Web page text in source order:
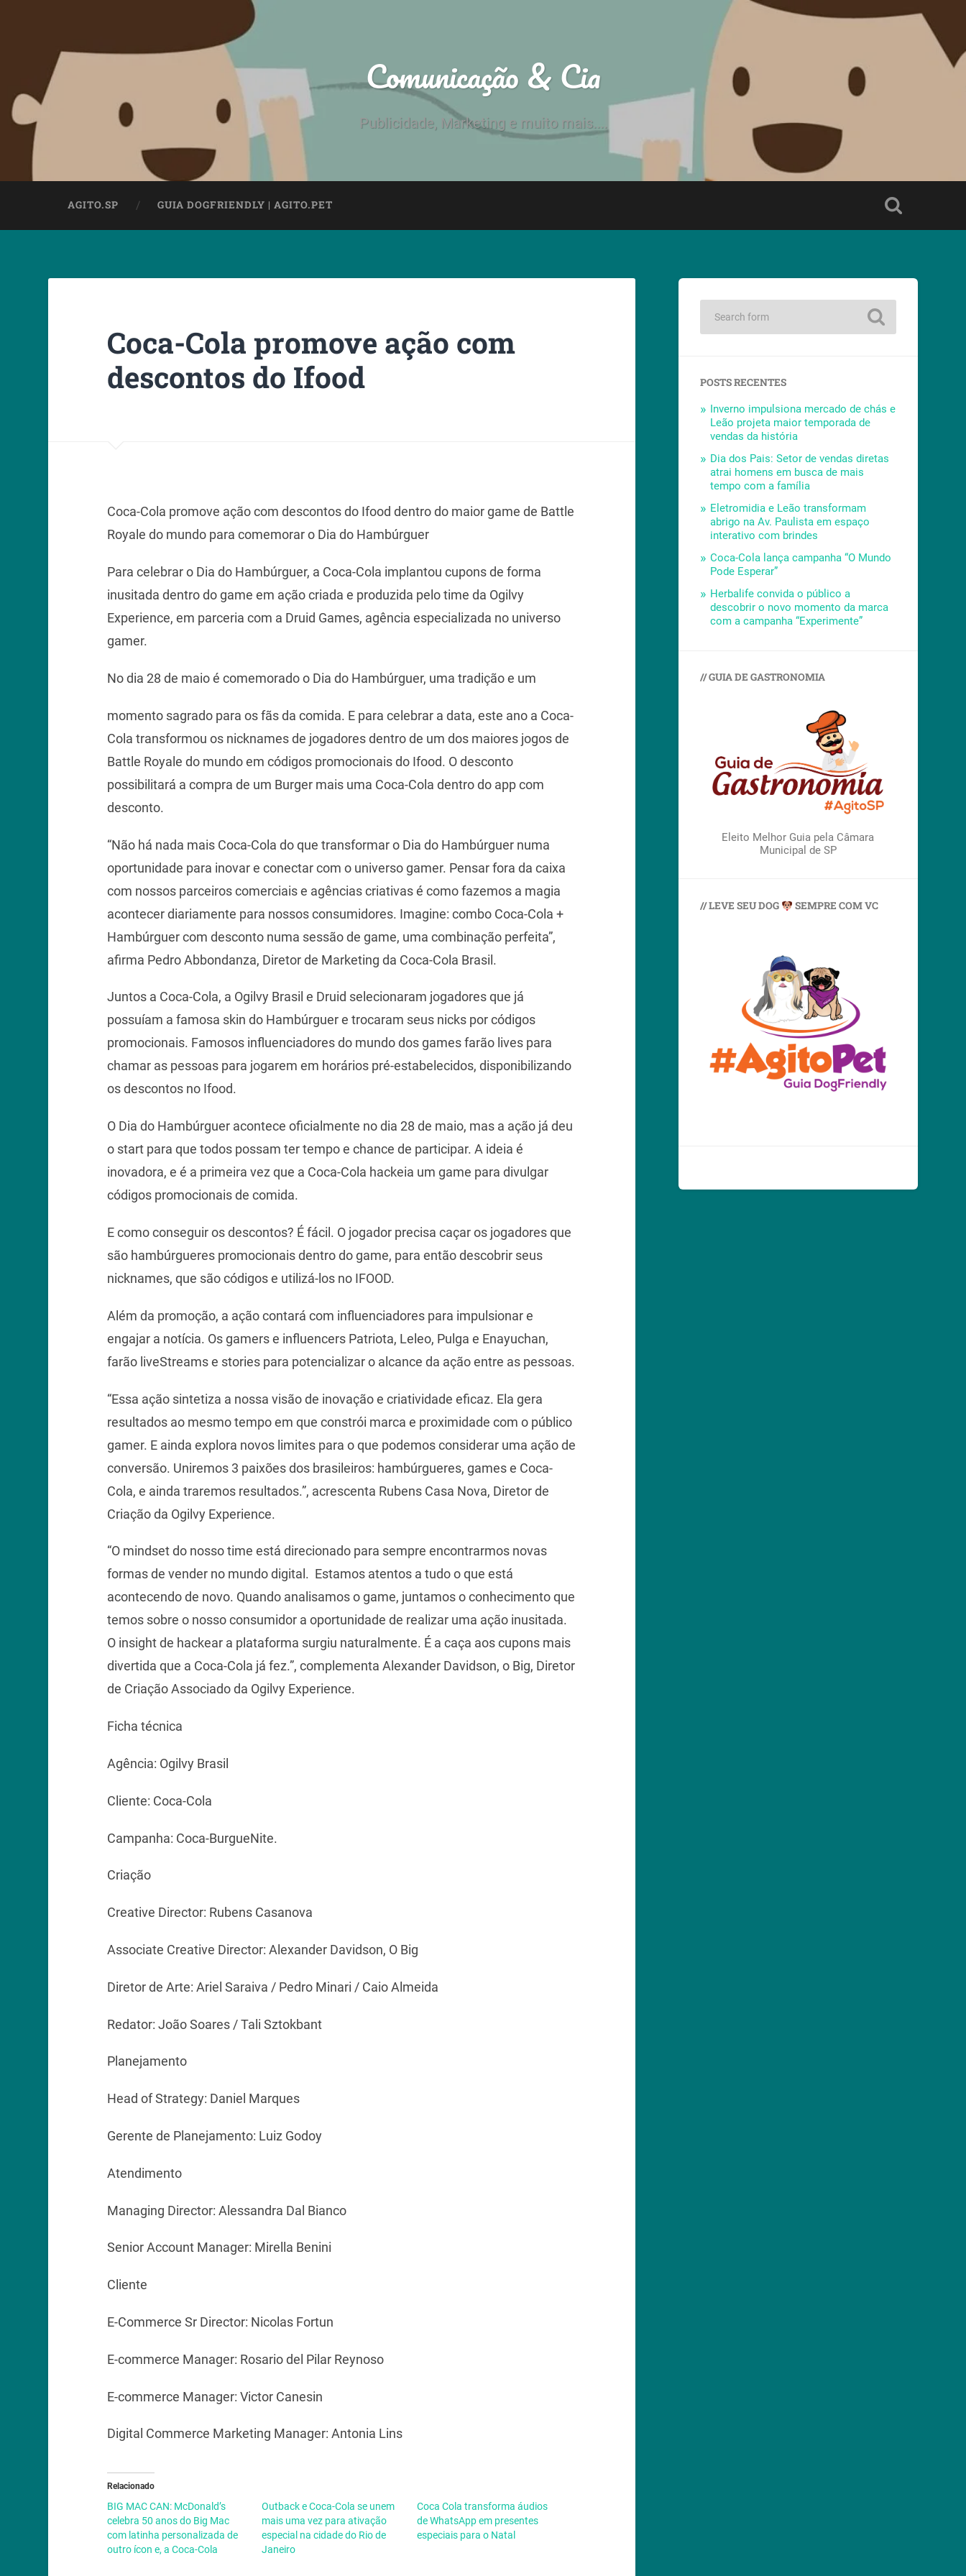
Comunicação & Cia
Publicidade, Marketing e muito mais....
AGITO.SP GUIA DOGFRIENDLY | AGITO.PET
Coca-Cola promove ação com
descontos do Ifood
Coca-Cola promove ação com descontos do Ifood dentro do maior game de Battle
Royale do mundo para comemorar o Dia do Hambúrguer
Para celebrar o Dia do Hambúrguer, a Coca-Cola implantou cupons de forma
inusitada dentro do game em ação criada e produzida pelo time da Ogilvy
Experience, em parceria com a Druid Games, agência especializada no universo
gamer.
No dia 28 de maio é comemorado o Dia do Hambúrguer, uma tradição e um
momento sagrado para os fãs da comida. E para celebrar a data, este ano a Coca-
Cola transformou os nicknames de jogadores dentro de um dos maiores jogos de
Battle Royale do mundo em códigos promocionais do Ifood. O desconto
possibilitará a compra de um Burger mais uma Coca-Cola dentro do app com
desconto.
“Não há nada mais Coca-Cola do que transformar o Dia do Hambúrguer numa
oportunidade para inovar e conectar com o universo gamer. Pensar fora da caixa
com nossos parceiros comerciais e agências criativas é como fazemos a magia
acontecer diariamente para nossos consumidores. Imagine: combo Coca-Cola +
Hambúrguer com desconto numa sessão de game, uma combinação perfeita”,
afirma Pedro Abbondanza, Diretor de Marketing da Coca-Cola Brasil.
Juntos a Coca-Cola, a Ogilvy Brasil e Druid selecionaram jogadores que já
possuíam a famosa skin do Hambúrguer e trocaram seus nicks por códigos
promocionais. Famosos influenciadores do mundo dos games farão lives para
chamar as pessoas para jogarem em horários pré-estabelecidos, disponibilizando
os descontos no Ifood.
O Dia do Hambúrguer acontece oficialmente no dia 28 de maio, mas a ação já deu
o start para que todos possam ter tempo e chance de participar. A ideia é
inovadora, e é a primeira vez que a Coca-Cola hackeia um game para divulgar
códigos promocionais de comida.
E como conseguir os descontos? É fácil. O jogador precisa caçar os jogadores que
são hambúrgueres promocionais dentro do game, para então descobrir seus
nicknames, que são códigos e utilizá-los no IFOOD.
Além da promoção, a ação contará com influenciadores para impulsionar e
engajar a notícia. Os gamers e influencers Patriota, Leleo, Pulga e Enayuchan,
farão liveStreams e stories para potencializar o alcance da ação entre as pessoas.
“Essa ação sintetiza a nossa visão de inovação e criatividade eficaz. Ela gera
resultados ao mesmo tempo em que constrói marca e proximidade com o público
gamer. E ainda explora novos limites para o que podemos considerar uma ação de
conversão. Uniremos 3 paixões dos brasileiros: hambúrgueres, games e Coca-
Cola, e ainda traremos resultados.”, acrescenta Rubens Casa Nova, Diretor de
Criação da Ogilvy Experience.
“O mindset do nosso time está direcionado para sempre encontrarmos novas
formas de vender no mundo digital. Estamos atentos a tudo o que está
acontecendo de novo. Quando analisamos o game, juntamos o conhecimento que
temos sobre o nosso consumidor a oportunidade de realizar uma ação inusitada.
O insight de hackear a plataforma surgiu naturalmente. É a caça aos cupons mais
divertida que a Coca-Cola já fez.”, complementa Alexander Davidson, o Big, Diretor
de Criação Associado da Ogilvy Experience.
Ficha técnica
Agência: Ogilvy Brasil
Cliente: Coca-Cola
Campanha: Coca-BurgueNite.
Criação
Creative Director: Rubens Casanova
Associate Creative Director: Alexander Davidson, O Big
Diretor de Arte: Ariel Saraiva / Pedro Minari / Caio Almeida
Redator: João Soares / Tali Sztokbant
Planejamento
Head of Strategy: Daniel Marques
Gerente de Planejamento: Luiz Godoy
Atendimento
Managing Director: Alessandra Dal Bianco
Senior Account Manager: Mirella Benini
Cliente
E-Commerce Sr Director: Nicolas Fortun
E-commerce Manager: Rosario del Pilar Reynoso
E-commerce Manager: Victor Canesin
Digital Commerce Marketing Manager: Antonia Lins
Relacionado
BIG MAC CAN: McDonald’s
celebra 50 anos do Big Mac
com latinha personalizada de
outro ícon e, a Coca-Cola
Outback e Coca-Cola se unem
mais uma vez para ativação
especial na cidade do Rio de
Janeiro
Coca Cola transforma áudios
de WhatsApp em presentes
especiais para o Natal
POSTS RECENTES
Inverno impulsiona mercado de chás e
Leão projeta maior temporada de
vendas da história
Dia dos Pais: Setor de vendas diretas
atrai homens em busca de mais
tempo com a família
Eletromidia e Leão transformam
abrigo na Av. Paulista em espaço
interativo com brindes
Coca-Cola lança campanha “O Mundo
Pode Esperar”
Herbalife convida o público a
descobrir o novo momento da marca
com a campanha “Experimente”
// GUIA DE GASTRONOMIA
Eleito Melhor Guia pela Câmara
Municipal de SP
// LEVE SEU DOG SEMPRE COM VC